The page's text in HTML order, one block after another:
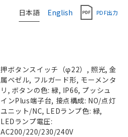
日本語 English PDF出力
押ボタンスイッチ（φ22）, 照光, 金
属ベゼル, フルガード形, モーメンタ
リ, ボタンの色: 緑, IP66, プッシュ
インPlus端子台, 接点構成: NO/点灯
ユニット/NC, LEDランプ色: 緑,
LEDランプ電圧:
AC200/220/230/240V